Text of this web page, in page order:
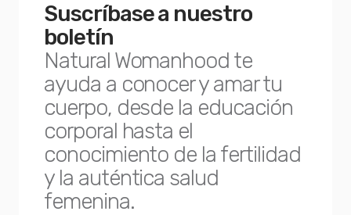
Suscríbase a nuestro
boletín
Natural Womanhood te
ayuda a conocer y amar tu
cuerpo, desde la educación
corporal hasta el
conocimiento de la fertilidad
y la auténtica salud
femenina.